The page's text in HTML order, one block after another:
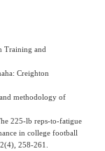
Training and
Creighton
methodology of
225-lb reps-to-fatigue
in college football
258-261.